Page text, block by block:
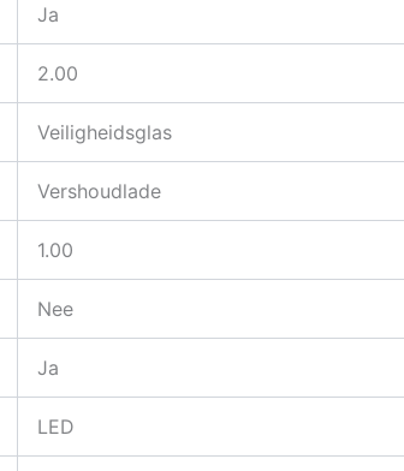
Ja
2.00
Veiligheidsglas
Vershoudlade
1.00
Nee
Ja
LED